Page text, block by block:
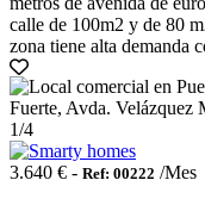
calle de 100m2 y de 80
zona tiene alta demanda
1/4
3.640 € - Ref: 00222 /Mes